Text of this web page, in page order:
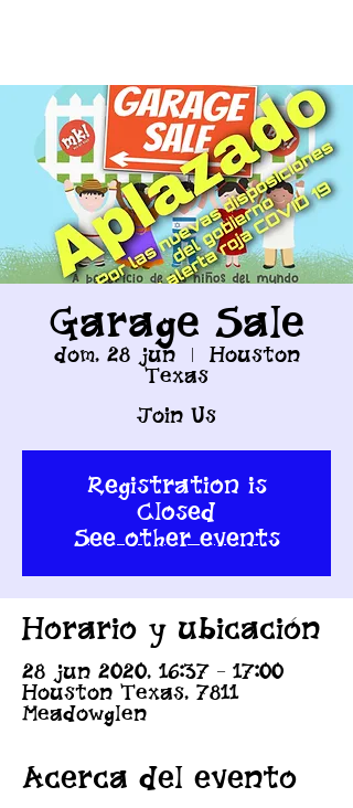
Garage Sale
dom, 28 jun
  |
Houston
Texas
Join Us
Registration is
Closed
See other events
Horario y ubicación
28 jun 2020, 16:37 – 17:00
Houston Texas, 7811
Meadowglen
Acerca del evento